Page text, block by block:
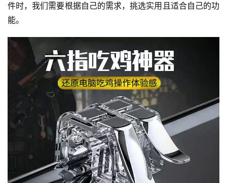
件时，我们需要根据自己的需求，挑选实用且适合自己的功
能。